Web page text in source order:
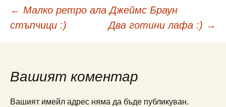
Навигация
в
публикациите
← Малко ретро ала Джеймс Браун
стъпчици :)
Два готини лафа :) →
Вашият коментар
Вашият имейл адрес няма да бъде публикуван.